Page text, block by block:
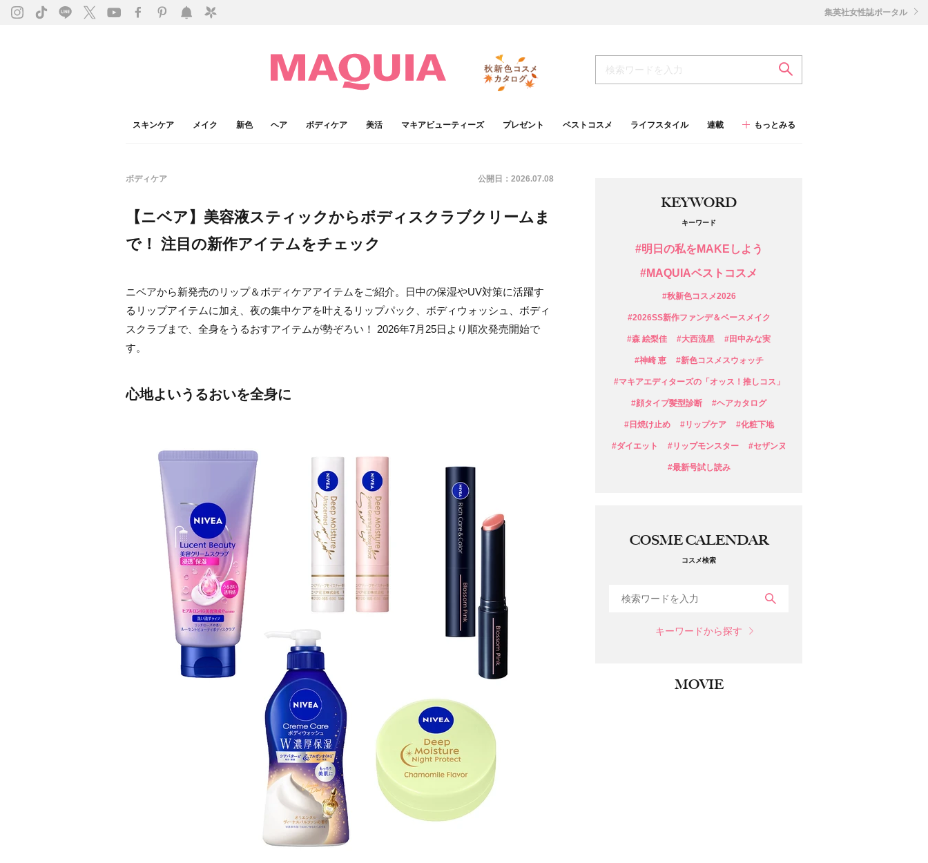
スキンケア メイク 新色 ヘア ボディケア 美活 マキアビューティーズ プレゼント ベストコスメ ライフスタイル 連載 もっとみる
集英社女性誌ポータル
ボディケア 公開日： 2026.07.08
【ニベア】美容液スティックからボディスクラブクリームま
で！ 注目の新作アイテムをチェック
ニベアから新発売のリップ＆ボディケアアイテムをご紹介。日中の保湿やUV対策に活躍す
るリップアイテムに加え、夜の集中ケアを叶えるリップパック、ボディウォッシュ、ボディ
スクラブまで、全身をうるおすアイテムが勢ぞろい！ 2026年7月25日より順次発売開始で
す。
心地よいうるおいを全身に
KEYWORD
キーワード
#明日の私をMAKEしよう
#MAQUIAベストコスメ
#秋新色コスメ2026
#2026SS新作ファンデ＆ベースメイク
#森 絵梨佳 #大西流星 #田中みな実
#神崎 恵 #新色コスメスウォッチ
#マキアエディターズの「オッス！推しコス」
#顔タイプ髪型診断 #ヘアカタログ
#日焼け止め #リップケア #化粧下地
#ダイエット #リップモンスター #セザンヌ
#最新号試し読み
COSME CALENDAR
コスメ検索
キーワードから探す
MOVIE